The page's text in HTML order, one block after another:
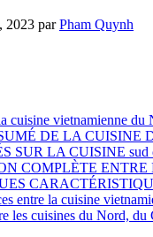
2023 parPham Quynh
cuisine vietnamienne du
DE LA CUISINE
SUR LA CUISINE sud
COMPLÈTE
entre la cuisine
les cuisines du Nord, du